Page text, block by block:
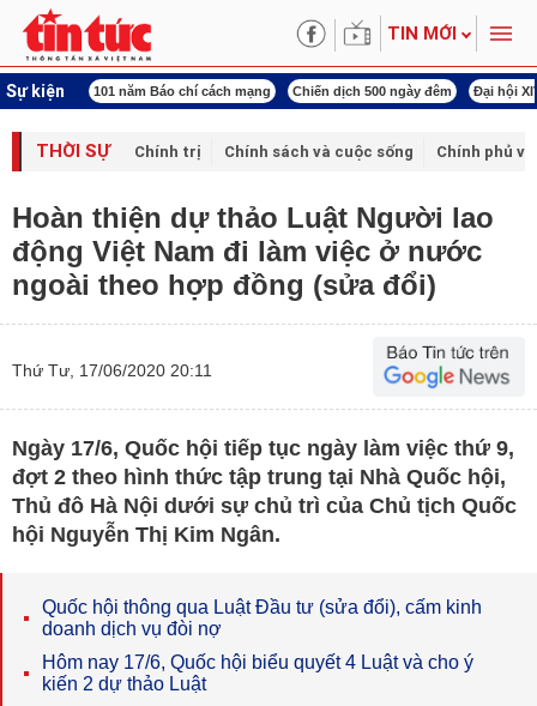
TIN MỚI
Sự kiện
mạng Chiến dịch 500 ngày đêm Đại hội XIV Công đoàn Việt Nam
THỜI SỰ Chính trị Chính sách và cuộc sống Chính phủ
Hoàn thiện dự thảo Luật Người lao
động Việt Nam đi làm việc ở nước
ngoài theo hợp đồng (sửa đổi)
Thứ Tư, 17/06/2020 20:11
Ngày 17/6, Quốc hội tiếp tục ngày làm việc thứ 9,
đợt 2 theo hình thức tập trung tại Nhà Quốc hội,
Thủ đô Hà Nội dưới sự chủ trì của Chủ tịch Quốc
hội Nguyễn Thị Kim Ngân.
Quốc hội thông qua Luật Đầu tư (sửa đổi), cấm kinh
doanh dịch vụ đòi nợ
Hôm nay 17/6, Quốc hội biểu quyết 4 Luật và cho ý
kiến 2 dự thảo Luật